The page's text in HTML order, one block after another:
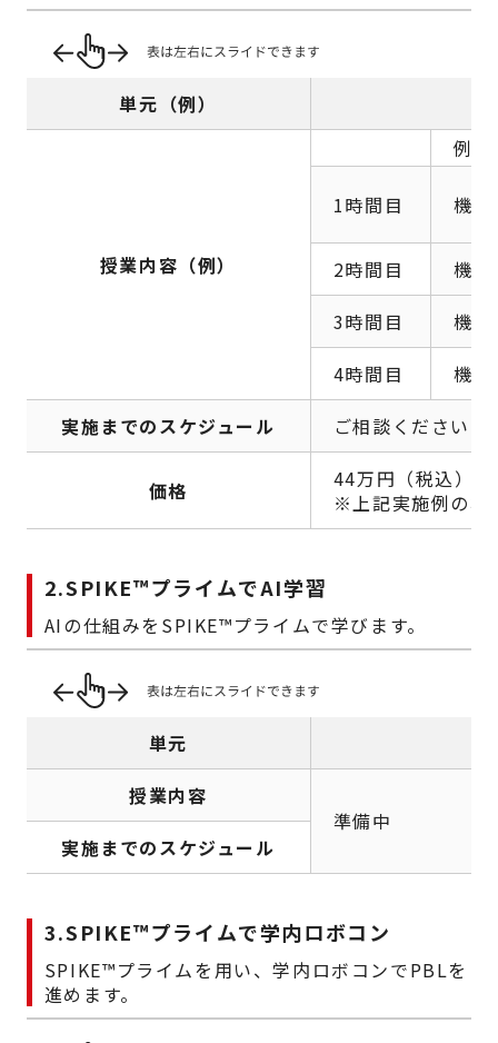
単元（例）
授業内容（例）
例1
1時間目 機械
2時間目
機械
3時間目
機械
4時間目
機械
実施までのスケジュール
ご相談ください。
価格
44万円（税込）
※上記実施例の場
2.SPIKE™プライムでAI学習
AIの仕組みをSPIKE™プライムで学びます。
単元
授業内容
準備中
実施までのスケジュール
3.SPIKE™プライムで学内ロボコン
SPIKE™プライムを用い、学内ロボコンでPBLを
進めます。